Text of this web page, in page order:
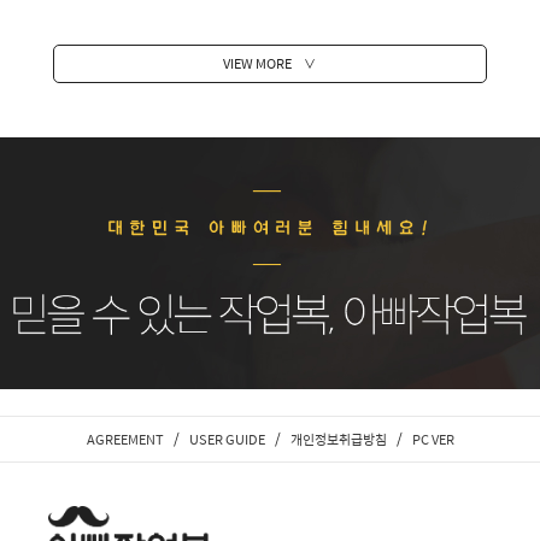
VIEW MORE ∨
AGREEMENT / USER GUIDE / 개인정보취급방침 / PC VER